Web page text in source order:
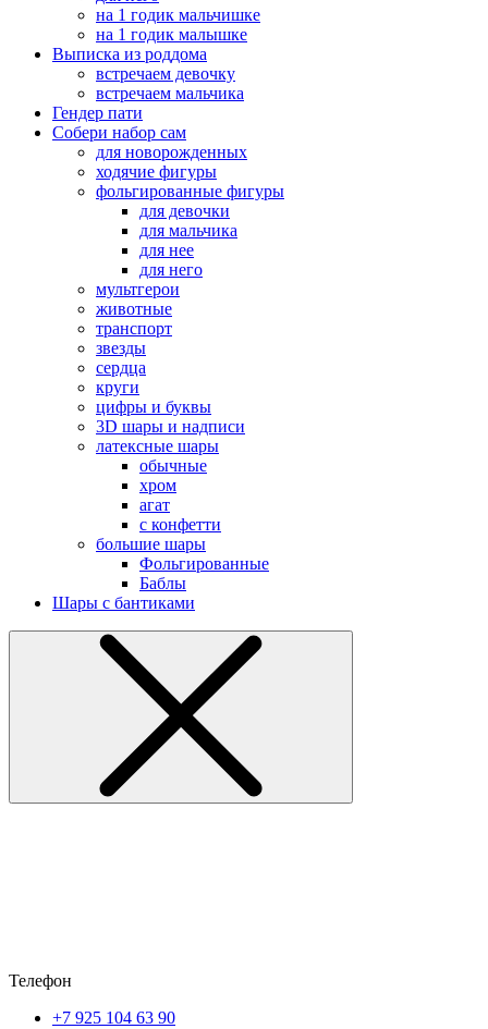
на 1 годик мальчишке
на 1 годик малышке
Выписка из роддома
встречаем девочку
встречаем мальчика
Гендер пати
Собери набор сам
для новорожденных
ходячие фигуры
фольгированные фигуры
для девочки
для мальчика
для нее
для него
мультгерои
животные
транспорт
звезды
сердца
круги
цифры и буквы
3D шары и надписи
латексные шары
обычные
хром
агат
с конфетти
большие шары
Фольгированные
Баблы
Шары с бантиками
Телефон
+7 925 104 63 90